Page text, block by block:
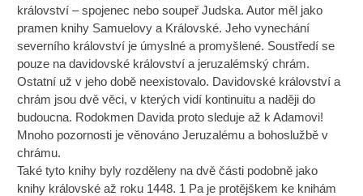
království – spojenec nebo soupeř Judska. Autor měl jako
pramen knihy Samuelovy a Královské. Jeho vynechání
severního království je úmyslné a promyšlené. Soustředí se
pouze na davidovské království a jeruzalémský chrám.
Ostatní už v jeho době neexistovalo. Davidovské království a
chrám jsou dvě věci, v kterých vidí kontinuitu a naději do
budoucna. Rodokmen Davida proto sleduje až k Adamovi!
Mnoho pozornosti je věnováno Jeruzalému a bohoslužbě v
chrámu.
Také tyto knihy byly rozděleny na dvě části podobně jako
knihy královské až roku 1448. 1 Pa je protějškem ke knihám